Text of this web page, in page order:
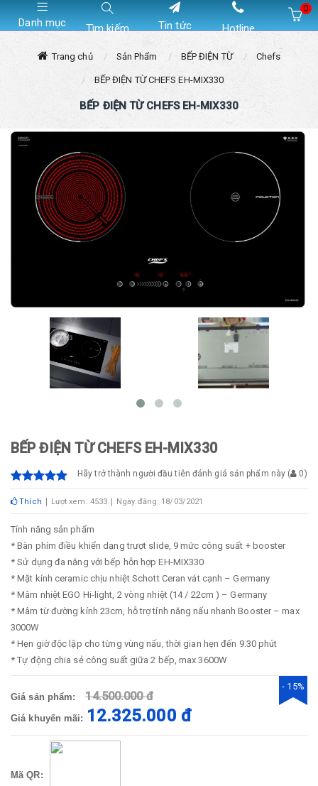
Danh mục Tìm kiếm Tin tức Hotline
0
Trang chủ Sản Phẩm BẾP ĐIỆN TỪ Chefs
BẾP ĐIỆN TỪ CHEFS EH-MIX330
BẾP ĐIỆN TỪ CHEFS EH-MIX330
BẾP ĐIỆN TỪ CHEFS EH-MIX330
Hãy trở thành người đầu tiên đánh giá sản phẩm này ( 0)
Thích Lượt xem: 4533 Ngày đăng: 18/03/2021
Tính năng sản phẩm
* Bàn phím điều khiển dạng trượt slide, 9 mức công suất + booster
* Sử dụng đa năng với bếp hỗn hợp EH-MIX330
* Mặt kính ceramic chịu nhiệt Schott Ceran vát cạnh – Germany
* Mâm nhiệt EGO Hi-light, 2 vòng nhiệt (14 / 22cm ) – Germany
* Mâm từ đường kính 23cm, hỗ trợ tính năng nấu nhanh Booster – max
3000W
* Hẹn giờ độc lập cho từng vùng nấu, thời gian hẹn đến 9.30 phút
* Tự động chia sẻ công suất giữa 2 bếp, max 3600W
Giá sản phẩm: 14.500.000 đ
Giá khuyến mãi: 12.325.000 đ
- 15%
Mã QR: